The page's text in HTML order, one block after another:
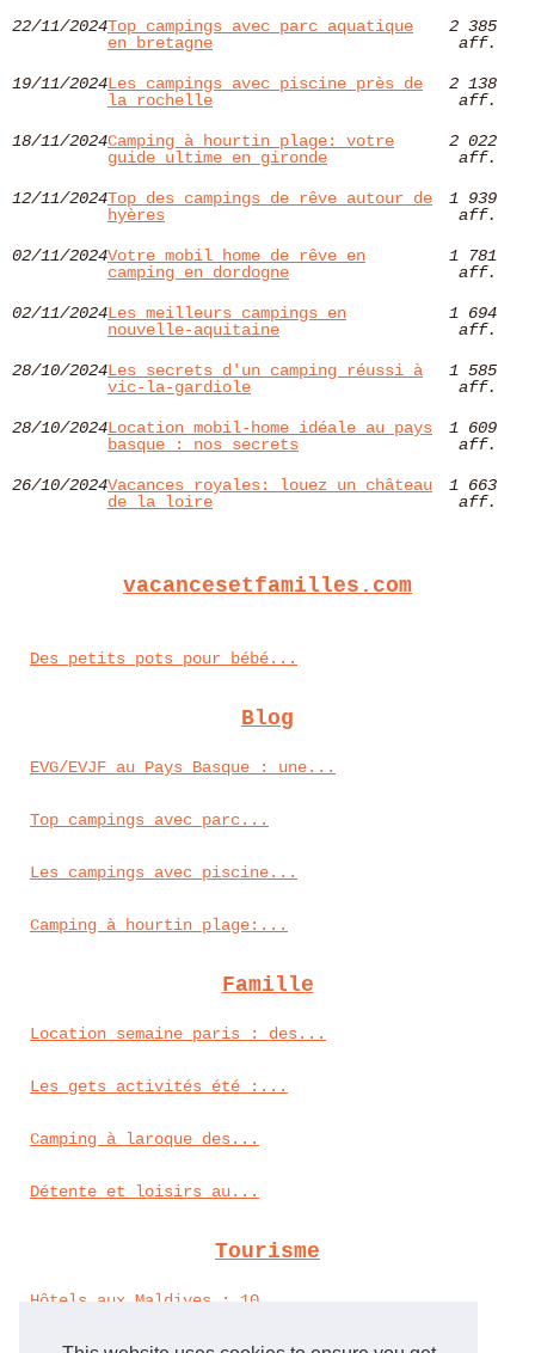
22/11/2024Top campings avec parc aquatique
en bretagne
2 385
aff.
19/11/2024Les campings avec piscine près de
la rochelle
2 138
aff.
18/11/2024Camping à hourtin plage: votre
guide ultime en gironde
2 022
aff.
12/11/2024Top des campings de rêve autour de
hyères​
1 939
aff.
02/11/2024Votre mobil home de rêve en
camping en dordogne
1 781
aff.
02/11/2024Les meilleurs campings en
nouvelle-aquitaine
1 694
aff.
28/10/2024Les secrets d'un camping réussi à
vic-la-gardiole
1 585
aff.
28/10/2024Location mobil-home idéale au pays
basque : nos secrets
1 609
aff.
26/10/2024Vacances royales: louez un château
de la loire
1 663
aff.
vacancesetfamilles.com
Des petits pots pour bébé...
Blog
EVG/EVJF au Pays Basque : une...
Top campings avec parc...
Les campings avec piscine...
Camping à hourtin plage:...
Famille
Location semaine paris : des...
Les gets activités été :...
Camping à laroque des...
Détente et loisirs au...
Tourisme
Hôtels aux Maldives : 10...